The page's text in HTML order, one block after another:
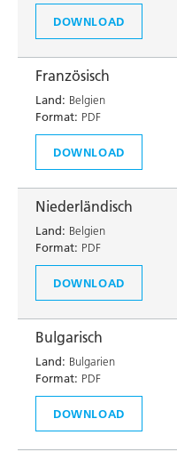
DOWNLOAD
Französisch
Land: Belgien
Format: PDF
DOWNLOAD
Niederländisch
Land: Belgien
Format: PDF
DOWNLOAD
Bulgarisch
Land: Bulgarien
Format: PDF
DOWNLOAD